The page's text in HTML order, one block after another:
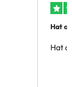
Hat
Hat